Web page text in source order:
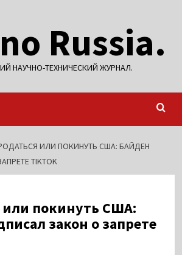
Russia.
НАУЧНО-ТЕХНИЧЕСКИЙ ЖУРНАЛ.
ИЛИ ПОКИНУТЬ США: БАЙДЕН
TIKTOK
или покинуть США:
закон о запрете